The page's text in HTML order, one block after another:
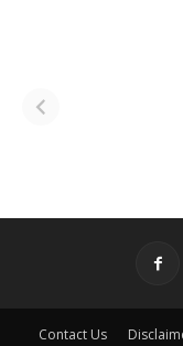
పితృదేవతల
Contact Us